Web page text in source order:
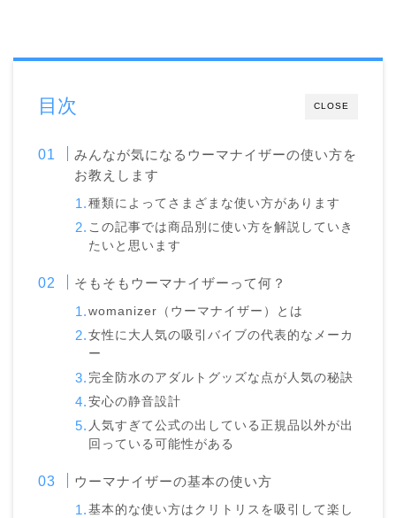
CLOSE
目次
みんなが気になるウーマナイザーの使い方を
お教えします
種類によってさまざまな使い方があります
この記事では商品別に使い方を解説していき
たいと思います
そもそもウーマナイザーって何？
womanizer（ウーマナイザー）とは
女性に大人気の吸引バイブの代表的なメーカ
ー
完全防水のアダルトグッズな点が人気の秘訣
安心の静音設計
人気すぎて公式の出している正規品以外が出
回っている可能性がある
ウーマナイザーの基本の使い方
基本的な使い方はクリトリスを吸引して楽し